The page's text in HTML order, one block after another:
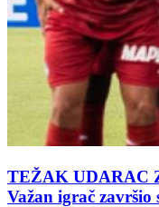
TEŽAK UDARAC
Važan igrač završio